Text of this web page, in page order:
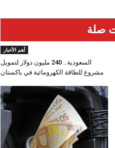
صلة
أهم الأخبار
السعودية.. 240 مليون دولار لتمويل
مشروع للطاقة الكهرومائية في باكستان